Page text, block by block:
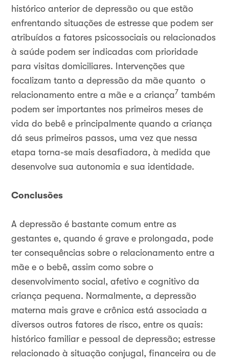
histórico anterior de depressão ou que estão
enfrentando situações de estresse que podem ser
atribuídos a fatores psicossociais ou relacionados
à saúde podem ser indicadas com prioridade
para visitas domiciliares. Intervenções que
focalizam tanto a depressão da mãe quanto o
relacionamento entre a mãe e a criança7 também
podem ser importantes nos primeiros meses de
vida do bebê e principalmente quando a criança
dá seus primeiros passos, uma vez que nessa
etapa torna-se mais desafiadora, à medida que
desenvolve sua autonomia e sua identidade.
Conclusões
A depressão é bastante comum entre as
gestantes e, quando é grave e prolongada, pode
ter consequências sobre o relacionamento entre a
mãe e o bebê, assim como sobre o
desenvolvimento social, afetivo e cognitivo da
criança pequena. Normalmente, a depressão
materna mais grave e crônica está associada a
diversos outros fatores de risco, entre os quais:
histórico familiar e pessoal de depressão; estresse
relacionado à situação conjugal, financeira ou de